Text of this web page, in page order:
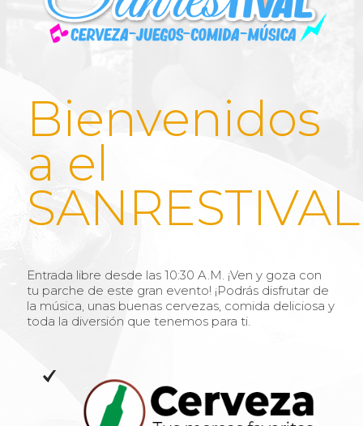
Bienvenidos
a el
SANRESTIVAL
Entrada libre desde las 10:30 A.M. ¡Ven y goza con
tu parche de este gran evento! ¡Podrás disfrutar de
la música, unas buenas cervezas, comida deliciosa y
toda la diversión que tenemos para ti.